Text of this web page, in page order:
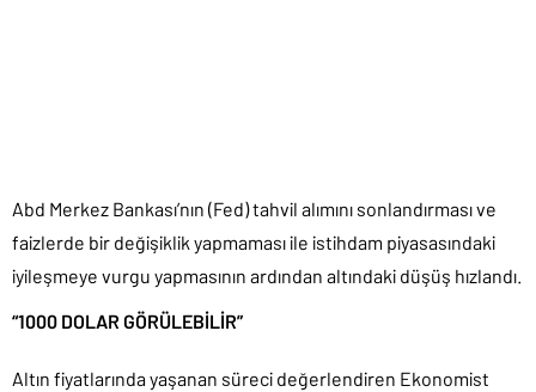
Abd Merkez Bankası’nın (Fed) tahvil alımını sonlandırması ve
faizlerde bir değişiklik yapmaması ile istihdam piyasasındaki
iyileşmeye vurgu yapmasının ardından altındaki düşüş hızlandı.
“1000 DOLAR GÖRÜLEBİLİR”
Altın fiyatlarında yaşanan süreci değerlendiren Ekonomist